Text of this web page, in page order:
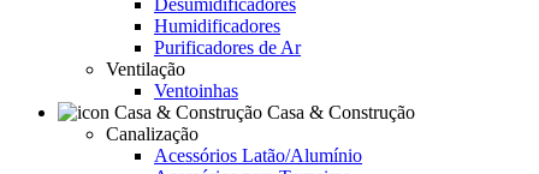
Desumidificadores
Humidificadores
Purificadores de Ar
Ventilação
Ventoinhas
Casa & Construção
Canalização
Acessórios Latão/Alumínio